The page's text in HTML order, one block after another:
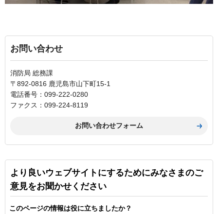
お問い合わせ
消防局 総務課
〒892-0816 鹿児島市山下町15-1
電話番号：099-222-0280
ファクス：099-224-8119
より良いウェブサイトにするためにみなさまのご
意見をお聞かせください
このページの情報は役に立ちましたか？